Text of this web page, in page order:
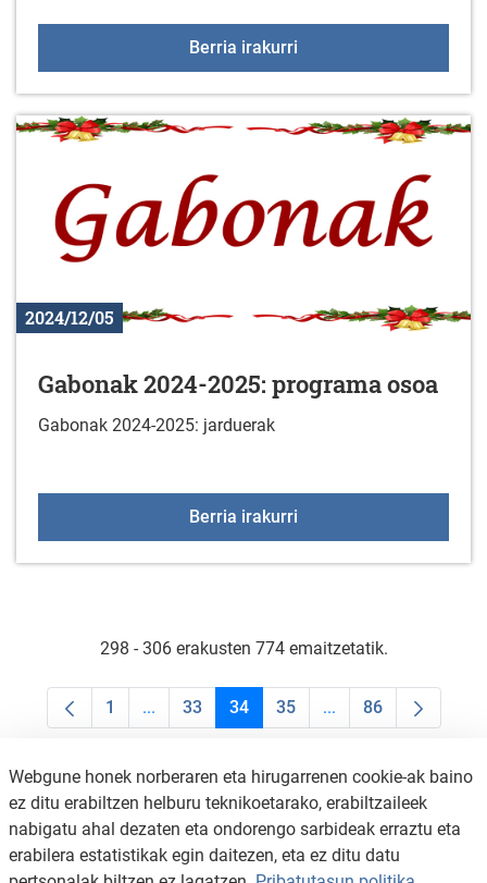
Berria irakurri
2024/12/05
Gabonak 2024-2025: programa osoa
Gabonak 2024-2025: jarduerak
Berria irakurri
298 - 306 erakusten 774 emaitzetatik.
Orrialdea
1 ...Intermediate Pages Use TAB to navigate.
Orrialdea
33 Orrialdea
34 Orrialdea
35 ...Intermediate Pages
Orrialdea
86
Webgune honek norberaren eta hirugarrenen cookie-ak baino
ez ditu erabiltzen helburu teknikoetarako, erabiltzaileek
nabigatu ahal dezaten eta ondorengo sarbideak erraztu eta
erabilera estatistikak egin daitezen, eta ez ditu datu